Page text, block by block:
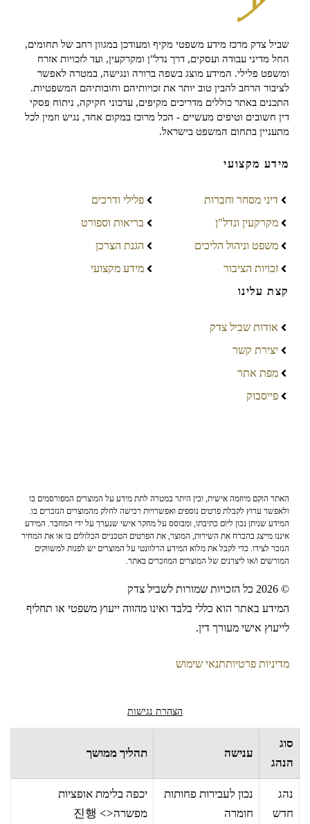
שביל צדק מרכז מידע משפטי מקיף ומעודכן במגוון רחב של תחומים,
החל מדיני עבודה ועסקים, דרך נדל"ן ומקרקעין, ועד לזכויות אזרח
ומשפט פלילי. המידע מוצג בשפה ברורה ונגישה, במטרה לאפשר
לציבור הרחב להבין טוב יותר את זכויותיהם וחובותיהם המשפטיות.
התכנים באתר כוללים מדריכים מקיפים, עדכוני חקיקה, ניתוח פסקי
דין חשובים וטיפים מעשיים - הכל מרוכז במקום אחד, נגיש וזמין לכל
מתעניין בתחום המשפט בישראל.
מידע מקצועי
דיני מסחר וחברות
מקרקעין ונדל"ן
משפט וניהול הליכים
זכויות הציבור
פלילי ודרכים
בריאות וספורט
הגנת הצרכן
מידע מקצועי
קצת עלינו
אודות שביל צדק
יצירת קשר
מפת אתר
פייסבוק
האתר הוקם מיוזמה אישית, ובין היתר במטרה לתת מידע על המוצרים המפורסמים בו
ולאפשר ערוץ לקבלת פרטים נוספים ואפשרויות רכישה לחלק מהמוצרים הנזכרים בו.
המידע שניתן נכון ליום כתיבתו, ומבוסס על מחקר אישי שנערך על ידי המחבר. המידע
איננו מייצג בהכרח את השירות, המוצר, את הפרטים הטכניים הכלולים בו או את המחיר
הנזכר לצידו. כדי לקבל את מלוא המידע הרלוונטי על המוצרים יש לפנות למשווקים
המורשים ו/או ליצרנים של המוצרים המוזכרים באתר.
© 2026 כל הזכויות שמורות לשביל צדק
המידע באתר הוא כללי בלבד ואינו מהווה ייעוץ משפטי או תחליף
לייעוץ אישי מעורך דין.
מדיניות פרטיותתנאי שימוש
הצהרת נגישות
סוג
הנהג
ענישה תהליך ממושך
נהג
חדש
נכון לעבירות פחותות
חומרה
יכפה בלימת אופציות
מפשרה<> 진행